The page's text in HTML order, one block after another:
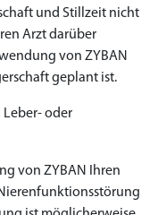
und Stillzeit nicht
Arzt darüber
von ZYBAN
geplant ist.
Leber- oder
von ZYBAN Ihren